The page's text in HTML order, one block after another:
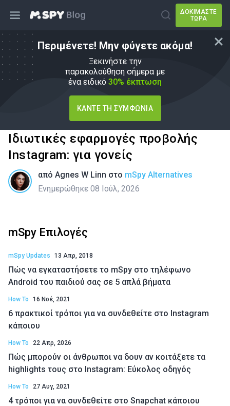
ΔΟΚΙΜΆΣΤΕ
ΤΏΡΑ
Περιμένετε! Μην φύγετε ακόμα!
Ξεκινήστε την
παρακολούθηση σήμερα με
ένα ειδικό 30% έκπτωση
ΚΆΝΤΕ ΤΗ ΣΥΜΦΩΝΊΑ
Ιδιωτικές εφαρμογές προβολής
Instagram: για γονείς
από Agnes W Linn στο mSpy Alternatives
Ενημερώθηκε 08 Ιούλ, 2026
mSpy Επιλογές
mSpy Updates 13 Απρ, 2018
Πώς να εγκαταστήσετε το mSpy στο τηλέφωνο
Android του παιδιού σας σε 5 απλά βήματα
How To 16 Νοέ, 2021
6 πρακτικοί τρόποι για να συνδεθείτε στο Instagram
κάποιου
How To 22 Απρ, 2026
Πώς μπορούν οι άνθρωποι να δουν αν κοιτάξετε τα
highlights τους στο Instagram: Εύκολος οδηγός
How To 27 Αυγ, 2021
4 τρόποι για να συνδεθείτε στο Snapchat κάποιου